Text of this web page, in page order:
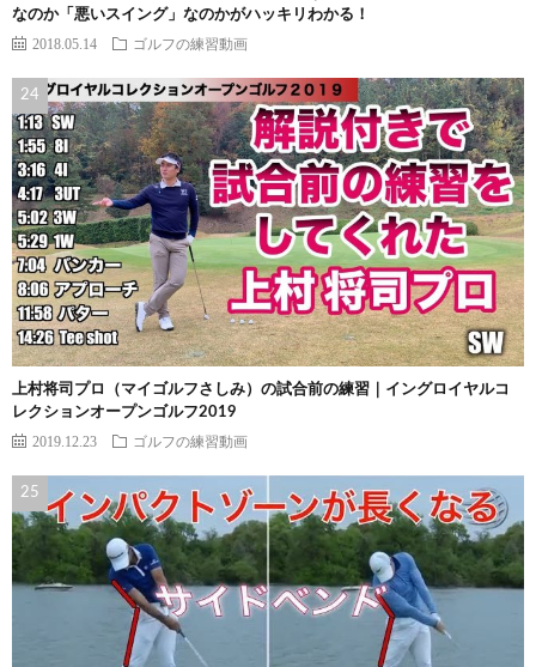
なのか「悪いスイング」なのかがハッキリわかる！
2018.05.14 ゴルフの練習動画
上村将司プロ（マイゴルフさしみ）の試合前の練習｜イングロイヤルコ
レクションオープンゴルフ2019
2019.12.23 ゴルフの練習動画